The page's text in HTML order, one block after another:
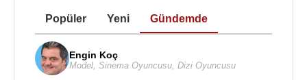
Popüler Yeni Gündemde
Engin Koç
Model Sinema Oyuncusu Dizi Oyuncusu